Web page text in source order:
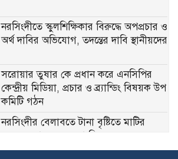
নরসিংদীতে স্কুলশিক্ষিকার বিরুদ্ধে অপপ্রচার ও
অর্থ দাবির অভিযোগ, তদন্তের দাবি স্থানীয়দের
সরোয়ার তুষার কে প্রধান করে এনসিপির
কেন্দ্রীয় মিডিয়া, প্রচার ও ব্র্যান্ডিং বিষয়ক উপ
কমিটি গঠন
নরসিংদীর বেলাবতে টানা বৃষ্টিতে মাটির
ঘরের দেয়াল ধসে বৃদ্ধা নিহত